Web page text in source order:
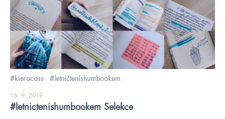
#kieracass #letníčteníshumbookem
16. 9. 2019
#letnictenishumbookem Selekce